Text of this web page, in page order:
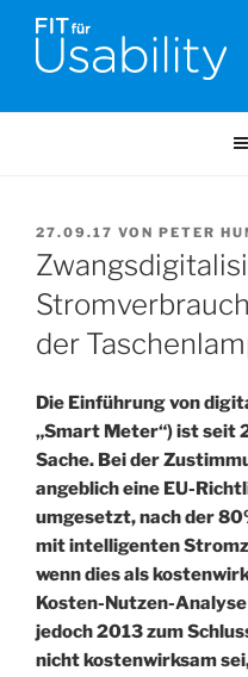
Zum
Inhalt
springen
FIT FÜR
VERÖFFENTLICHT
AM
27.09.17 VON PETER
der
Die Einführung von
„Smart Meter“) ist seit
Sache. Bei der
angeblich eine EU-
umgesetzt, nach der
mit intelligenten
wenn dies als
Kosten-Nutzen-
jedoch 2013 zum
nicht kostenwirksam